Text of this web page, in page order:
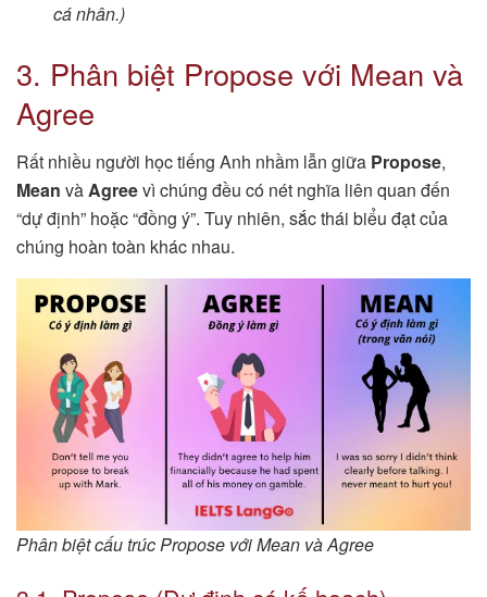
cá nhân.)
3. Phân biệt Propose với Mean và
Agree
Rất nhiều người học tiếng Anh nhầm lẫn giữa Propose,
Mean vàAgreevì chúng đều có nét nghĩa liên quan đến
“dự định” hoặc “đồng ý”. Tuy nhiên, sắc thái biểu đạt của
chúng hoàn toàn khác nhau.
Phân biệt cấu trúc Propose với Mean và Agree